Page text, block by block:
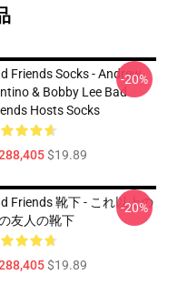
Friends Socks - Andrew
& Bobby Lee Bad
Hosts Socks
$19.89
-20%
Friends 靴下 - これ以上の
友人の靴下
$19.89
-20%